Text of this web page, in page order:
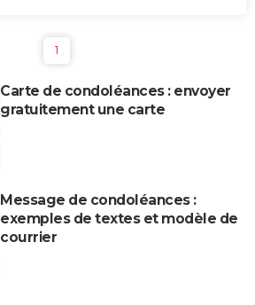
1
Carte de condoléances : envoyer
gratuitement une carte
Message de condoléances :
exemples de textes et modèle de
courrier